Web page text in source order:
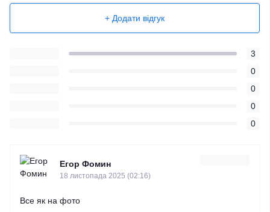
+ Додати відгук
3
0
0
0
0
Егор Фомин
18 листопада 2025 (02:16)
Все як на фото